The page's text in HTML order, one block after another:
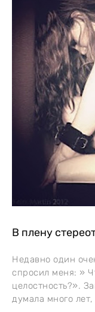
В плену
Недавно один
спросил меня: »
целостность?».
думала много лет,